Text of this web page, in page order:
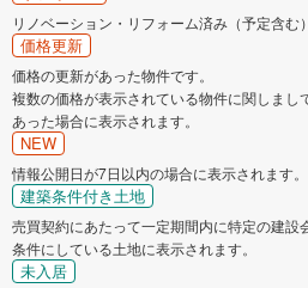
リノベーション・リフォーム済み（予定含む
価格更新
価格の更新があった物件です。
複数の価格が表示されている物件に関しまし
あった場合に表示されます。
NEW
情報公開日が7日以内の場合に表示されます。
建築条件付き土地
売買契約にあたって一定期間内に特定の建設
条件にしている土地に表示されます。
未入居